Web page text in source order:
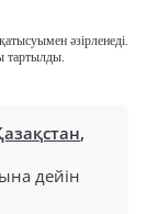
әзірленеді.
тартылды.
,
дейін